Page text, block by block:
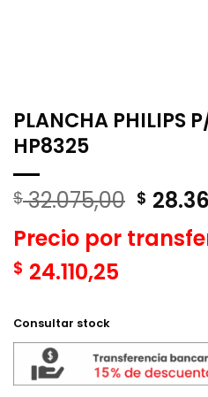
PLANCHA PHILIPS
HP8325
$32.075,00 El
$
Precio por
$ 24.110,25
Consultar stock